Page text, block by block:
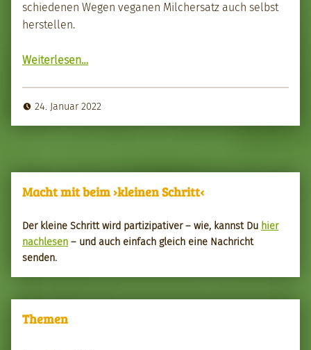
schiede­nen Wegen veg­a­nen Milch­er­satz auch selb­st
her­stellen.
Weit­er­lesen“Pflanzen­milch selb­st zubere­it­en”
…
24. Januar 2022
Macht mit beim ›kleinen Schritt‹
Der kleine Schritt wird par­tizipa­tiv­er – wie, kannst Du hier
nach­le­sen – und auch ein­fach gle­ich eine Nachricht
senden.
Themen